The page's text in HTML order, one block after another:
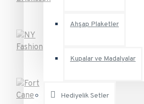
Ahşap Plaketler
Kupalar ve Madalyalar
Hediyelik Setler